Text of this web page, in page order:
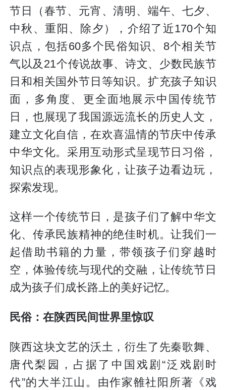
节日（春节、元宵、清明、端午、七夕、
中秋、重阳、除夕），介绍了近170个知
识点，包括60多个民俗知识、8个相关节
气以及21个传说故事、诗文、少数民族节
日和相关国外节日等知识。扩充孩子知识
面，多角度、更全面地展示中国传统节
日，也展现了我国源远流长的历史人文，
建立文化自信，在欢喜温情的节庆中传承
中华文化。采用互动形式呈现节日习俗，
知识点的表现形象化，让孩子边看边玩，
探索发现。
这样一个传统节日，是孩子们了解中华文
化、传承民族精神的绝佳时机。让我们一
起借助书籍的力量，带领孩子们穿越时
空，体验传统与现代的交融，让传统节日
成为孩子们成长路上的美好记忆。
民俗：在陕西民间世界里惊叹
陕西这块文艺的沃土，衍生了先秦歌舞、
唐代梨园，占据了中国戏剧“泛戏剧时
代”的大半江山。由作家雒社阳所著《戏